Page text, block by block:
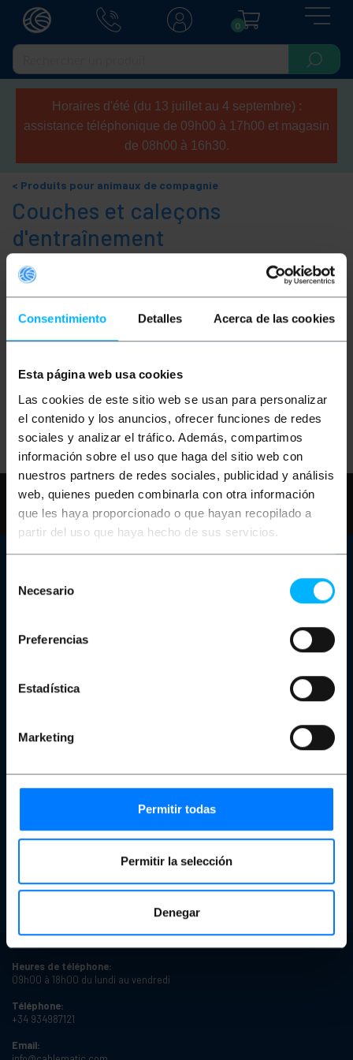
Consentimiento Detalles Acerca de las cookies
Esta página web usa cookies
Las cookies de este sitio web se usan para personalizar
el contenido y los anuncios, ofrecer funciones de redes
sociales y analizar el tráfico. Además, compartimos
información sobre el uso que haga del sitio web con
nuestros partners de redes sociales, publicidad y análisis
web, quienes pueden combinarla con otra información
que les haya proporcionado o que hayan recopilado a
partir del uso que haya hecho de sus servicios.
Necesario
Preferencias
Estadística
Marketing
Permitir todas
Permitir la selección
Denegar
0
Horaires d'été (du 13 juillet au 4 septembre) :
assistance téléphonique de 09h00 à 17h00 et magasin
de 08h00 à 16h30.
Produits pour animaux de compagnie
Couches et caleçons
d'entraînement
Trier par Catégories
Aucun résultat trouvé pour votre demande.
Réessayez avec d'autres termes.
Besoin d'aide?S'il vous plaît, consultez
notre FAQ et pages d'aide
Informations de contact
Chariots de charge pour ordinateurs portables et tablettes
À propos de Cablematic
Politique de protection des données personnelles et vie privée
Cookies
Achat sécurisé
Commander
Types de remises
Heures de téléphone:
09h00 à 18h00 du lundi au vendredi
Téléphone:
+34 934987121
Email: